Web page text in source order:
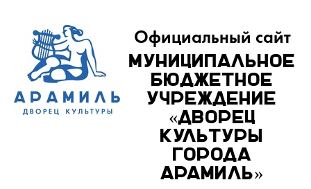
Официальный сайт
Муниципальное
бюджетное
учреждение
«Дворец
культуры
города
Арамиль»